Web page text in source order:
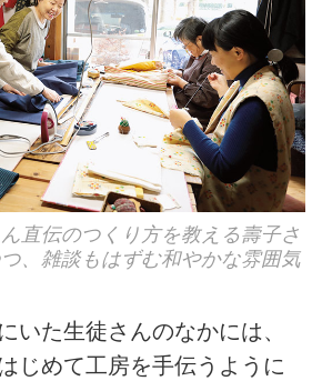
直伝のつくり方を教える壽子さ
、雑談もはずむ和やかな雰囲気
いた生徒さんのなかには、
じめて工房を手伝うように